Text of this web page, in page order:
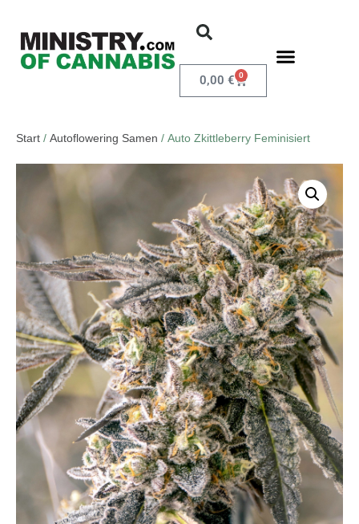
0,00 € 0
Start / Autoflowering Samen / Auto Zkittleberry Feminisiert